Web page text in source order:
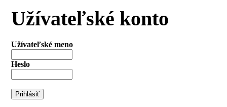
Užívateľské konto
Užívateľské meno
Heslo